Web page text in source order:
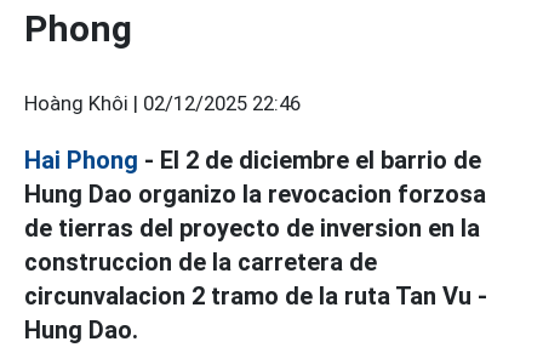
Phong
Hoàng Khôi | 02/12/2025 22:46
Hai Phong - El 2 de diciembre el barrio de
Hung Dao organizo la revocacion forzosa
de tierras del proyecto de inversion en la
construccion de la carretera de
circunvalacion 2 tramo de la ruta Tan Vu -
Hung Dao.